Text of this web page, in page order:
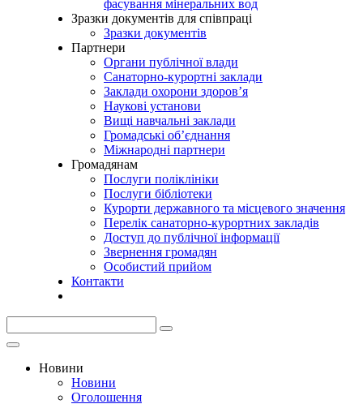
фасування мінеральних вод
Зразки документів для співпраці
Зразки документів
Партнери
Органи публічної влади
Санаторно-курортні заклади
Заклади охорони здоров’я
Наукові установи
Вищі навчальні заклади
Громадські об’єднання
Міжнародні партнери
Громадянам
Послуги поліклініки
Послуги бібліотеки
Курорти державного та місцевого значення
Перелік санаторно-курортних закладів
Доступ до публічної інформації
Звернення громадян
Особистий прийом
Контакти
Новини
Новини
Оголошення